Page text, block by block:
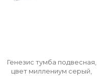
Генезис тумба подвесная,
цвет миллениум серый,